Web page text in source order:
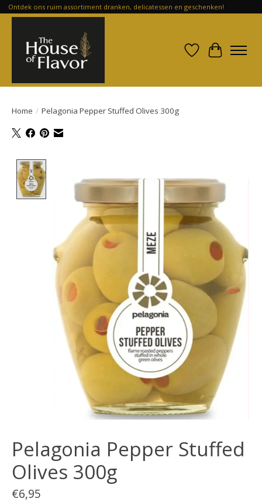
Ontdek ons ruim assortiment dranken, delicatessen en geschenken!
Verlanglijst
Home / Pelagonia Pepper Stuffed Olives 300g
Pelagonia Pepper Stuffed
Olives 300g
€6,95